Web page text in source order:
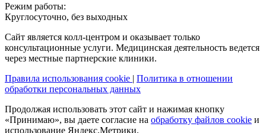
Режим работы:
Круглосуточно, без выходных
Сайт является колл-центром и оказывает только
консультационные услуги. Медицинская деятельность ведется
через местные партнерские клиники.
Правила использования cookie | Политика в отношении
обработки персональных данных
Продолжая использовать этот сайт и нажимая кнопку
«Принимаю», вы даете согласие на обработку файлов cookie и
использование Яндекс.Метрики.